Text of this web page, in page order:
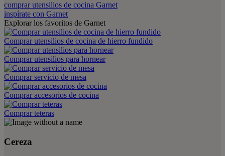
comprar utensilios de cocina Garnet
inspírate con Garnet
Explorar los favoritos de Garnet
Comprar utensilios de cocina de hierro fundido
Comprar utensilios para hornear
Comprar servicio de mesa
Comprar accesorios de cocina
Comprar teteras
Cereza